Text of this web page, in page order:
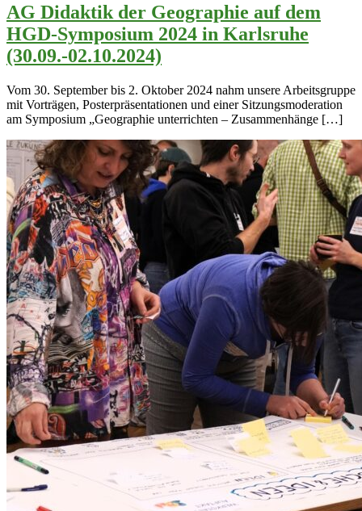
AG Didaktik der Geographie auf dem
HGD-Symposium 2024 in Karlsruhe
(30.09.-02.10.2024)
Vom 30. September bis 2. Oktober 2024 nahm unsere Arbeitsgruppe
mit Vorträgen, Posterpräsentationen und einer Sitzungsmoderation
am Symposium „Geographie unterrichten – Zusammenhänge […]